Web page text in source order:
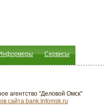
Сервисы
агентство "Деловой Омск"
сайта bank.Infomsk.ru